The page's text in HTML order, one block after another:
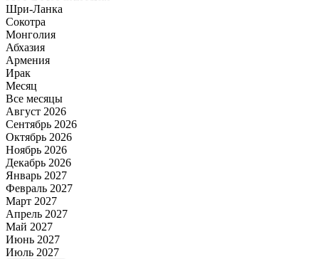
Шри-Ланка
Сокотра
Монголия
Абхазия
Армения
Ирак
Месяц
Все месяцы
Август 2026
Сентябрь 2026
Октябрь 2026
Ноябрь 2026
Декабрь 2026
Январь 2027
Февраль 2027
Март 2027
Апрель 2027
Май 2027
Июнь 2027
Июль 2027